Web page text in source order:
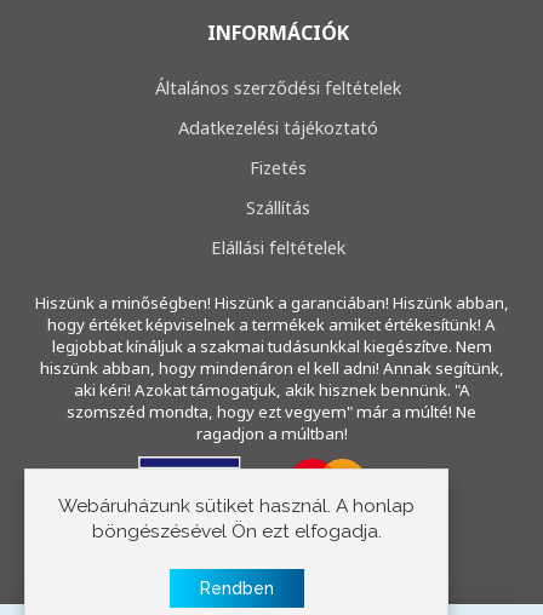
INFORMÁCIÓK
Általános szerződési feltételek
Adatkezelési tájékoztató
Fizetés
Szállítás
Elállási feltételek
Hiszünk a minőségben! Hiszünk a garanciában! Hiszünk abban,
hogy értéket képviselnek a termékek amiket értékesítünk! A
legjobbat kínáljuk a szakmai tudásunkkal kiegészítve. Nem
hiszünk abban, hogy mindenáron el kell adni! Annak segítünk,
aki kéri! Azokat támogatjuk, akik hisznek bennünk. "A
szomszéd mondta, hogy ezt vegyem" már a múlté! Ne
ragadjon a múltban!
Copyright © 2023 E-szivattyú
Webáruházunk sütiket használ. A honlap
böngészésével Ön ezt elfogadja.
Rendben